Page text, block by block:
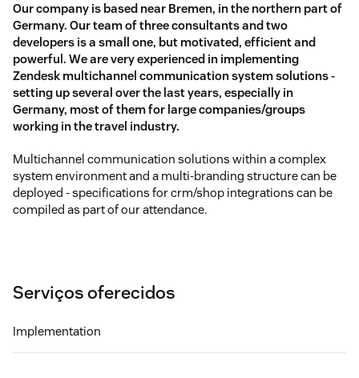
Our company is based near Bremen, in the northern part of
Germany. Our team of three consultants and two
developers is a small one, but motivated, efficient and
powerful. We are very experienced in implementing
Zendesk multichannel communication system solutions -
setting up several over the last years, especially in
Germany, most of them for large companies/groups
working in the travel industry.
Multichannel communication solutions within a complex
system environment and a multi-branding structure can be
deployed - specifications for crm/shop integrations can be
compiled as part of our attendance.
Serviços oferecidos
Implementation